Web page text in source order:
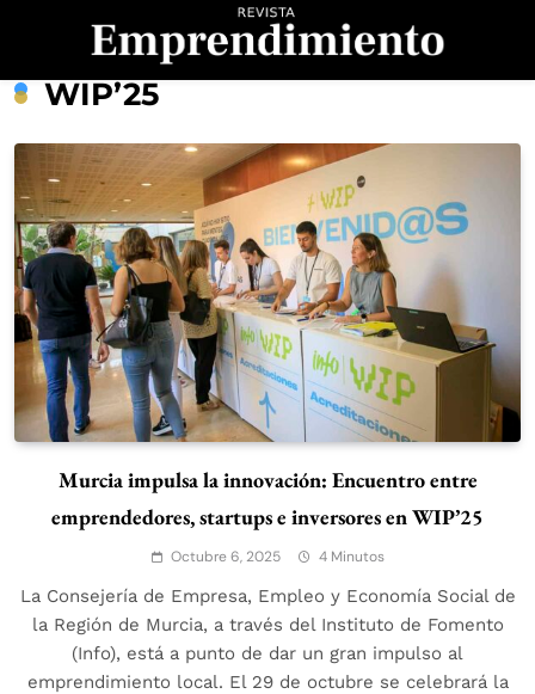
Revista
Emprendimiento
WIP’25
Murcia impulsa la innovación: Encuentro entre
emprendedores, startups e inversores en WIP’25
Octubre 6, 2025 4 Minutos
La Consejería de Empresa, Empleo y Economía Social de
la Región de Murcia, a través del Instituto de Fomento
(Info), está a punto de dar un gran impulso al
emprendimiento local. El 29 de octubre se celebrará la